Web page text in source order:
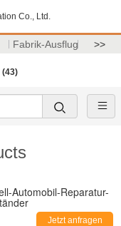
Co., Ltd.
Fabrik-Ausflug >>
(43)
Automobil-Reparatur-
Jetzt anfragen